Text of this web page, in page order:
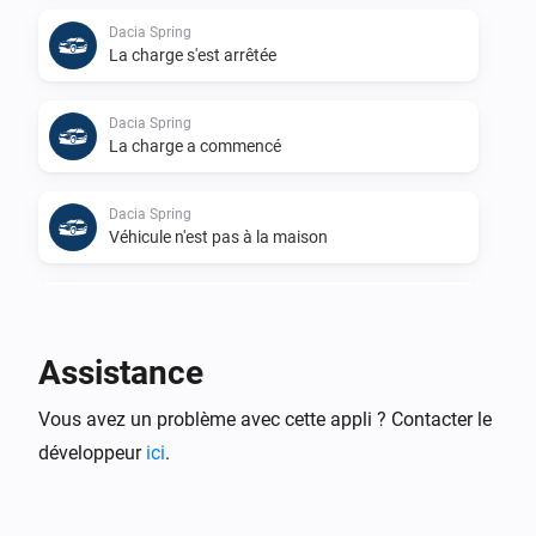
Dacia Spring
La charge s'est arrêtée
Dacia Spring
La charge a commencé
Dacia Spring
Véhicule n'est pas à la maison
L'emplacement du véhicule a changé
Assistance
Vous avez un problème avec cette appli ? Contacter le
développeur ici.